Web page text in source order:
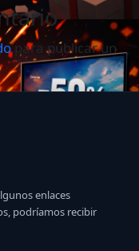
para publicar un
enlaces
podríamos recibir